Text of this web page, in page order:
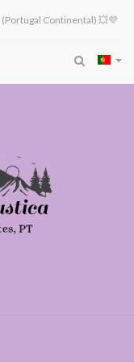
Continental) 💥💜